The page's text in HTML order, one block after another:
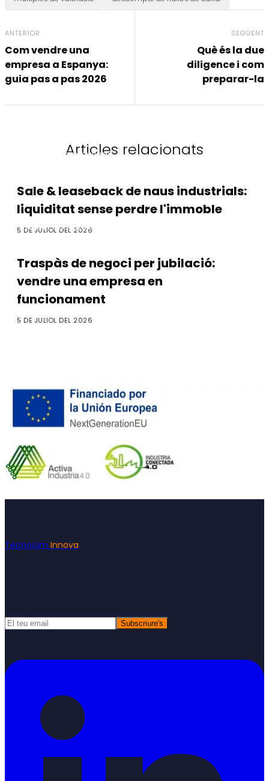
ANTERIOR
Com vendre una
empresa a Espanya:
guia pas a pas 2026
SEGÜENT
Què és la due
diligence i com
preparar-la
Articles relacionats
M&A i Compravenda
Sale & leaseback de naus industrials:
liquiditat sense perdre l'immoble
5 DE JULIOL DEL 2026
M&A i Compravenda
Traspàs de negoci per jubilació:
vendre una empresa en
funcionament
5 DE JULIOL DEL 2026
Tecnocim Innova
Subscriure's